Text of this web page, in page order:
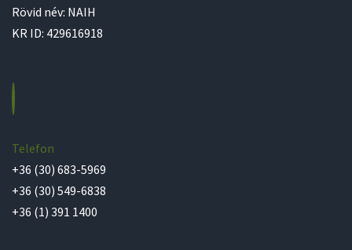
Rövid név: NAIH
KR ID: 429616918
Telefon
+36 (30) 683-5969
+36 (30) 549-6838
+36 (1) 391 1400